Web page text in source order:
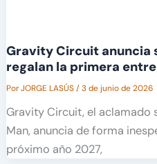
Gravity Circuit anuncia
regalan la primera
PorJORGE LASÚS/3 de junio de 2026
Gravity Circuit, el aclamado
Man, anuncia de forma
próximo año 2027,